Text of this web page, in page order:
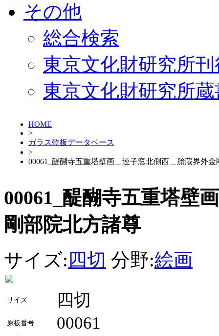
その他
総合検索
東京文化財研究所
東京文化財研究所
HOME
>
ガラス乾板データベース
>
00061_醍醐寺五重塔壁画＿連子窓北側西＿胎蔵界外
00061_醍醐寺五重塔壁
剛部院北方諸尊
サイズ: 四切 分野:絵画
サイズ 四切
原板番号 00061